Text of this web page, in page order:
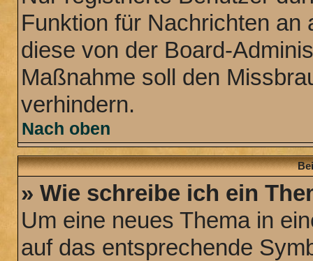
Funktion für Nachrichten
diese von der Board-
Maßnahme soll den
verhindern.
Nach oben
» Wie schreibe ich ein
Um eine neues Thema in
auf das entsprechende